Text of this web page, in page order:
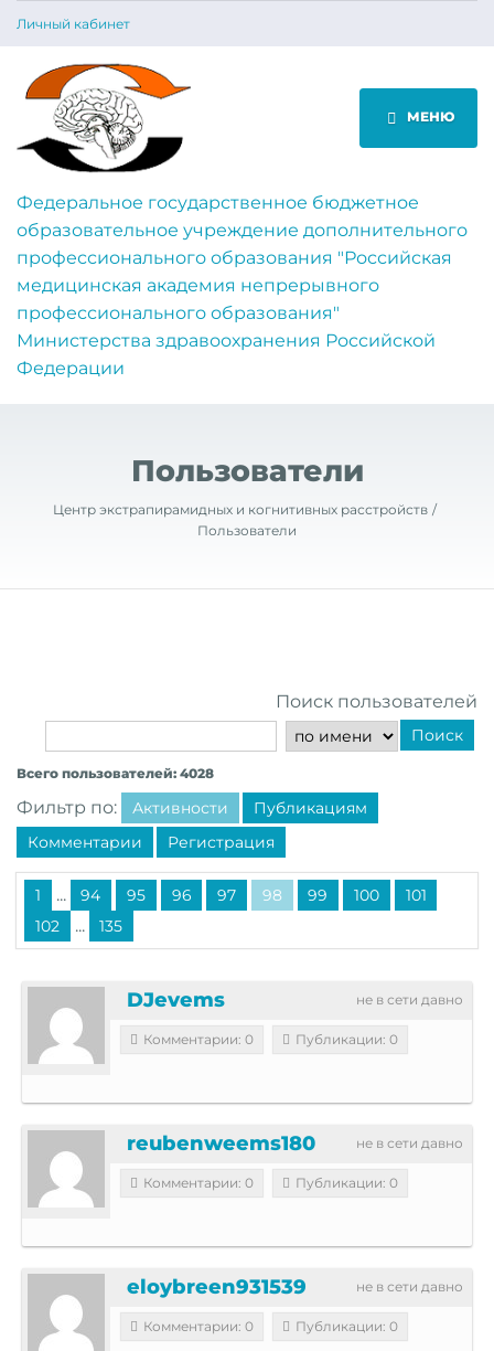
Личный кабинет
МЕНЮ
Федеральное государственное бюджетное
образовательное учреждение дополнительного
профессионального образования "Российская
медицинская академия непрерывного
профессионального образования"
Министерства здравоохранения Российской
Федерации
Пользователи
Центр экстрапирамидных и когнитивных расстройств
Пользователи
Поиск пользователей
Поиск
Всего пользователей: 4028
Фильтр по: Активности
Публикациям
Комментарии
Регистрация
1 ... 94 95 96 97 98 99 100
101
102
... 135
не в сети давно
DJevems
Комментарии: 0 Публикации: 0
не в сети давно
reubenweems180
Комментарии: 0 Публикации: 0
не в сети давно
eloybreen931539
Комментарии: 0 Публикации: 0